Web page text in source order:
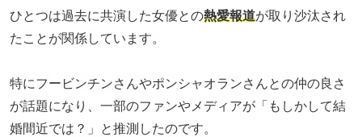
ひとつは過去に共演した女優との熱愛報道が取り沙汰され
たことが関係しています。
特にフービンチンさんやポンシャオランさんとの仲の良さ
が話題になり、一部のファンやメディアが「もしかして結
婚間近では？」と推測したのです。